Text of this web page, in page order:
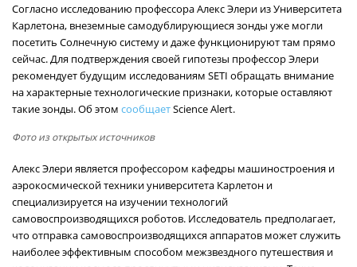
Согласно исследованию профессора Алекс Элери из Университета
Карлетона, внеземные самодублирующиеся зонды уже могли
посетить Солнечную систему и даже функционируют там прямо
сейчас. Для подтверждения своей гипотезы профессор Элери
рекомендует будущим исследованиям SETI обращать внимание
на характерные технологические признаки, которые оставляют
такие зонды. Об этом сообщаетScience Alert.
Фото из открытых источников
Алекс Элери является профессором кафедры машиностроения и
аэрокосмической техники университета Карлетон и
специализируется на изучении технологий
самовоспроизводящихся роботов. Исследователь предполагает,
что отправка самовоспроизводящихся аппаратов может служить
наиболее эффективным способом межзвездного путешествия и